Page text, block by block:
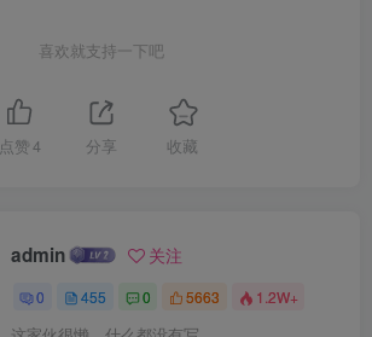
喜欢就支持一下吧
点赞 4 分享 收藏
admin 关注
0 455 0 5663 1.2W+